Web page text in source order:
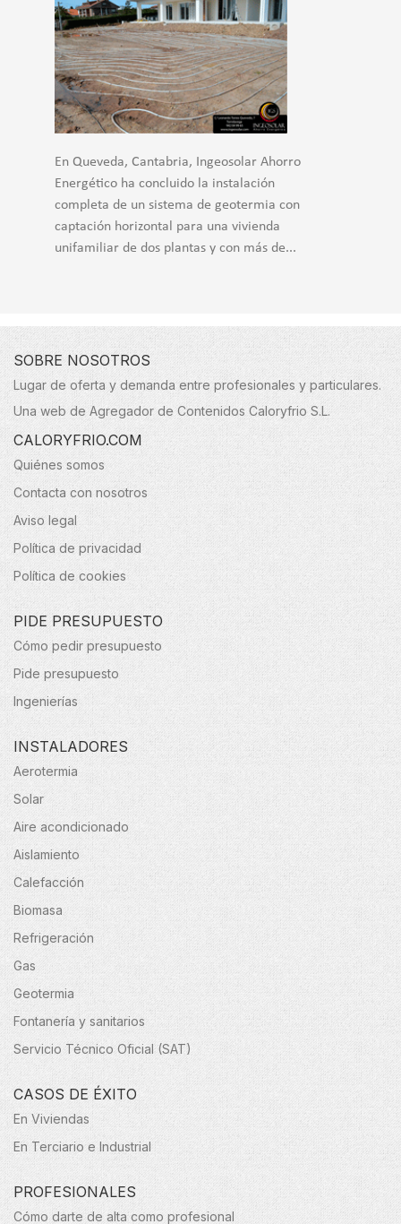
En Queveda, Cantabria, Ingeosolar Ahorro
Energético ha concluido la instalación
completa de un sistema de geotermia con
captación horizontal para una vivienda
unifamiliar de dos plantas y con más de...
SOBRE NOSOTROS
Lugar de oferta y demanda entre profesionales y particulares.
Una web de Agregador de Contenidos Caloryfrio S.L.
CALORYFRIO.COM
Quiénes somos
Contacta con nosotros
Aviso legal
Política de privacidad
Política de cookies
PIDE PRESUPUESTO
Cómo pedir presupuesto
Pide presupuesto
Ingenierías
INSTALADORES
Aerotermia
Solar
Aire acondicionado
Aislamiento
Calefacción
Biomasa
Refrigeración
Gas
Geotermia
Fontanería y sanitarios
Servicio Técnico Oficial (SAT)
CASOS DE ÉXITO
En Viviendas
En Terciario e Industrial
PROFESIONALES
Cómo darte de alta como profesional